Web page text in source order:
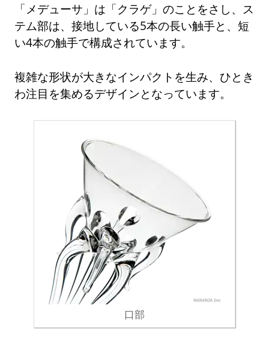
「メデューサ」は「クラゲ」のことをさし、ス
テム部は、接地している5本の長い触手と、短
い4本の触手で構成されています。
複雑な形状が大きなインパクトを生み、ひとき
わ注目を集めるデザインとなっています。
口部